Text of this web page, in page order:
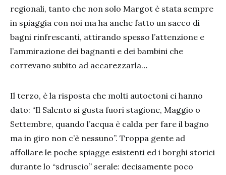
regionali, tanto che non solo Margot è stata sempre
in spiaggia con noi ma ha anche fatto un sacco di
bagni rinfrescanti, attirando spesso l’attenzione e
l’ammirazione dei bagnanti e dei bambini che
correvano subito ad accarezzarla…
Il terzo, è la risposta che molti autoctoni ci hanno
dato: “Il Salento si gusta fuori stagione, Maggio o
Settembre, quando l’acqua è calda per fare il bagno
ma in giro non c’è nessuno”. Troppa gente ad
affollare le poche spiagge esistenti ed i borghi storici
durante lo “sdruscio” serale: decisamente poco